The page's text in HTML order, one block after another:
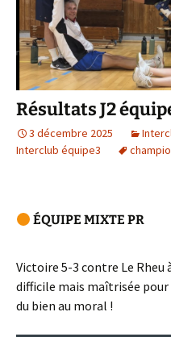
Résultats J2
3 décembre 2025
Interclub équipe3
ÉQUIPE MIXTE PR
Victoire 5-3 contre Le Rheu
difficile mais maîtrisée
du bien au moral !